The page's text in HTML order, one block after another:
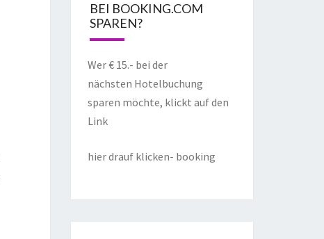
BEI BOOKING.COM
SPAREN?
Wer € 15.- bei der
nächsten Hotelbuchung
sparen möchte, klickt auf den
Link
hier drauf klicken- booking